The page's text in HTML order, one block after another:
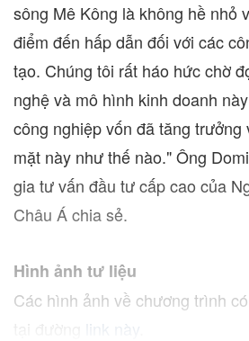
sông Mê Kông là không hề nhỏ
điểm đến hấp dẫn đối với các
tạo. Chúng tôi rất háo hức chờ
nghệ và mô hình kinh doanh
công nghiệp vốn đã tăng trưởng
mặt này như thế nào." Ông
gia tư vấn đầu tư cấp cao của
Châu Á chia sẻ.
Hình ảnh tư liệu
Các hình ảnh về chương trình
link này